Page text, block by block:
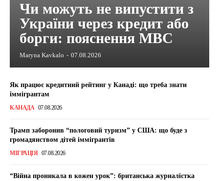
Чи можуть не випустити з
України через кредит або
борги: пояснення МВС
Maryna Kavkalo - 07.08.2026
Як працює кредитний рейтинг у Канаді: що треба знати
іммігрантам
КАНАДА 07.08.2026
Трамп заборонив “пологовий туризм” у США: що буде з
громадянством дітей іммігрантів
МІГРАЦІЯ 07.08.2026
“Війна проникала в кожен урок”: британська журналістка